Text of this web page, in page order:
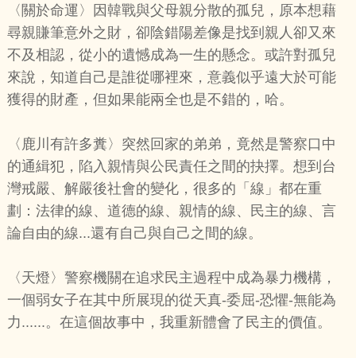
〈關於命運〉因韓戰與父母親分散的孤兒，原本想藉
尋親賺筆意外之財，卻陰錯陽差像是找到親人卻又來
不及相認，從小的遺憾成為一生的懸念。或許對孤兒
來說，知道自己是誰從哪裡來，意義似乎遠大於可能
獲得的財產，但如果能兩全也是不錯的，哈。
〈鹿川有許多糞〉突然回家的弟弟，竟然是警察口中
的通緝犯，陷入親情與公民責任之間的抉擇。想到台
灣戒嚴、解嚴後社會的變化，很多的「線」都在重
劃：法律的線、道德的線、親情的線、民主的線、言
論自由的線...還有自己與自己之間的線。
〈天燈〉警察機關在追求民主過程中成為暴力機構，
一個弱女子在其中所展現的從天真-委屈-恐懼-無能為
力......。在這個故事中，我重新體會了民主的價值。